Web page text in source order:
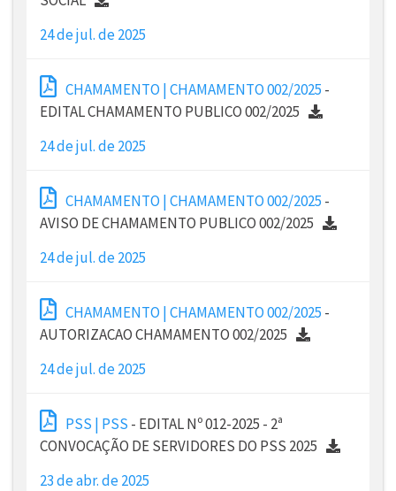
24 de jul. de 2025
CHAMAMENTO | CHAMAMENTO 002/2025 -
EDITAL CHAMAMENTO PUBLICO 002/2025
24 de jul. de 2025
CHAMAMENTO | CHAMAMENTO 002/2025 -
AVISO DE CHAMAMENTO PUBLICO 002/2025
24 de jul. de 2025
CHAMAMENTO | CHAMAMENTO 002/2025 -
AUTORIZACAO CHAMAMENTO 002/2025
24 de jul. de 2025
PSS | PSS - EDITAL Nº 012-2025 - 2ª
CONVOCAÇÃO DE SERVIDORES DO PSS 2025
23 de abr. de 2025